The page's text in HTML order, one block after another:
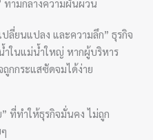
ท่ามกลางความผันผวน
ลี่ยนแปลง และความลึก” ธุรกิจ
ในแม่น้ำใหญ่ หากผู้บริหาร
ถูกกระแสซัดจมได้ง่าย
ที่ทำให้ธุรกิจมั่นคง ไม่ถูก